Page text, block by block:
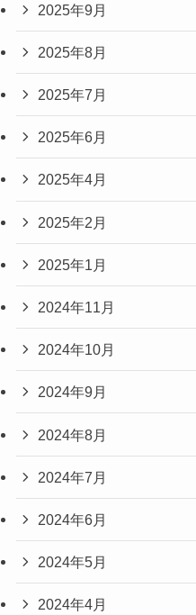
2025年9月
2025年8月
2025年7月
2025年6月
2025年4月
2025年2月
2025年1月
2024年11月
2024年10月
2024年9月
2024年8月
2024年7月
2024年6月
2024年5月
2024年4月